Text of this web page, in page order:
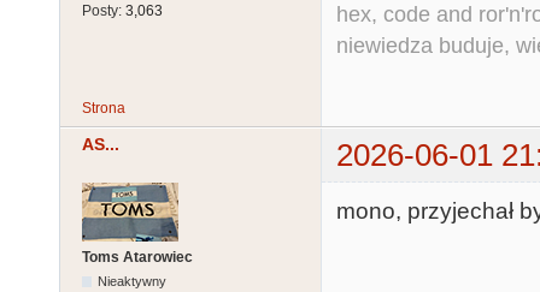
Posty: 3,063
hex, code and
niewiedza buduje,
Strona
AS... 2026-06-01
Toms Atarowiec
Nieaktywny
mono, przyjechał